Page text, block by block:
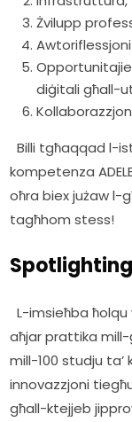
Żvilupp
diġitali għall-
  Billi tgħaqqad l-istudji tal-każ mal-oqsma ta’
kompetenza
oħra biex jużaw l-
tagħhom stess!
  L-imsieħba ħolqu wkoll ktejjeb li jagħti attenzjoni lil 20 l-
aħjar prattika mill-
mill-100 studju
innovazzjoni
għall-ktejjeb